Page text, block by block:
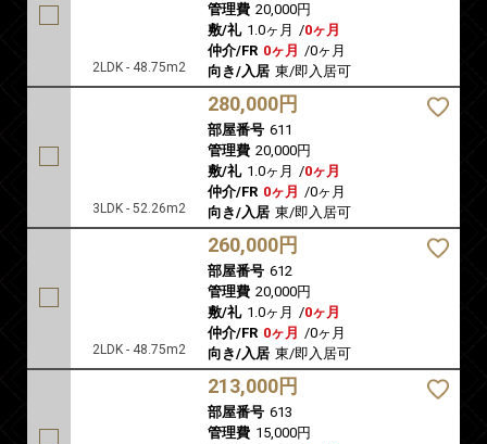
2LDK - 48.75m2
管理費 20,000円
敷/礼 1.0ヶ月 /0ヶ月
仲介/FR 0ヶ月 /0ヶ月
向き/入居 東/即入居可
3LDK - 52.26m2
280,000円
部屋番号 611
管理費 20,000円
敷/礼 1.0ヶ月 /0ヶ月
仲介/FR 0ヶ月 /0ヶ月
向き/入居 東/即入居可
2LDK - 48.75m2
260,000円
部屋番号 612
管理費 20,000円
敷/礼 1.0ヶ月 /0ヶ月
仲介/FR 0ヶ月 /0ヶ月
向き/入居 東/即入居可
213,000円
部屋番号 613
管理費 15,000円